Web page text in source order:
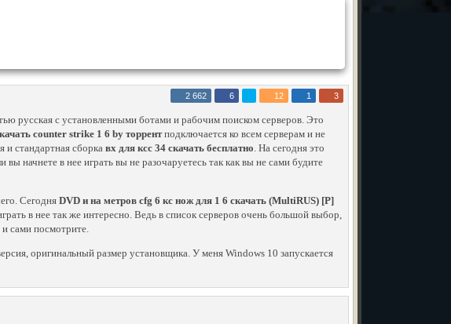
2 662 6 12 1 3
русская с установленными ботами и рабочим поиском серверов. Это
counter strike 1 6 by торрентподключается ко всем серверам и не
и стандартная сборка вх для ксс 34 скачать бесплатно. На сегодня это
начнете в нее играть вы не разочаруетесь так как вы не сами будите
Сегодня DVD и на метров cfg 6 кс нож для 1 6 скачать (MultiRUS) [P]
в нее так же интересно. Ведь в список серверов очень большой выбор,
сами посмотрите.
оригинальный размер установщика. У меня Windows 10 запускается